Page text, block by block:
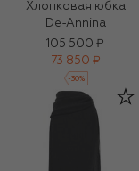
Хлопковая юбка
De-Annina
105 500 ₽
73 850 ₽
-30%